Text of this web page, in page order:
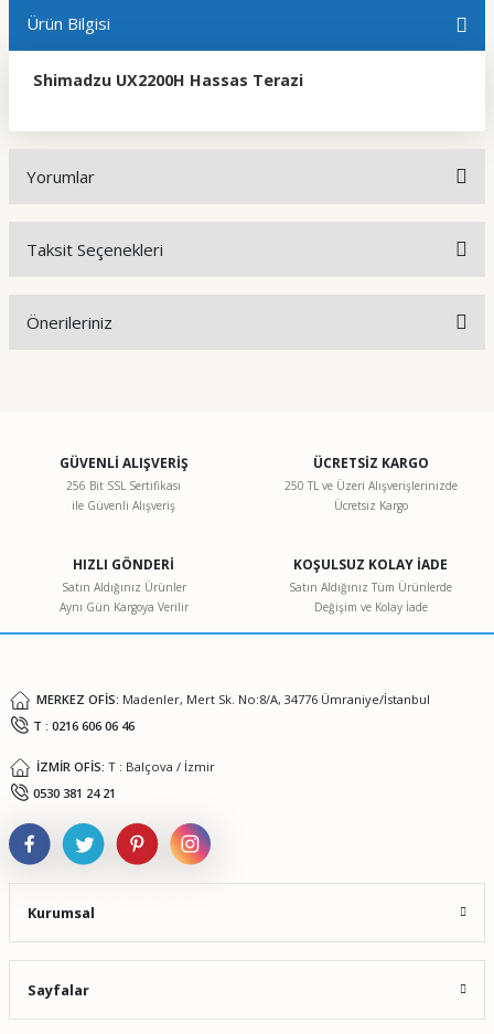
Ürün Bilgisi
Shimadzu UX2200H Hassas Terazi
Yorumlar
Taksit Seçenekleri
Önerileriniz
Görüş ve önerileriniz için teşekkür ederiz.
Ürün resmi kalitesiz, bozuk veya görüntülenemiyor.
Ürün bilgilerinde hatalar bulunuyor.
Ürün fiyatı diğer sitelerden daha pahalı.
GÜVENLİ ALIŞVERİŞ
256 Bit SSL Sertifikası
ile Güvenli Alışveriş
ÜCRETSİZ KARGO
250 TL ve Üzeri Alışverişlerinizde
Ücretsiz Kargo
HIZLI GÖNDERİ
Satın Aldığınız Ürünler
Aynı Gün Kargoya Verilir
KOŞULSUZ KOLAY İADE
Satın Aldığınız Tüm Ürünlerde
Değişim ve Kolay İade
MERKEZ OFİS: Madenler, Mert Sk. No:8/A, 34776 Ümraniye/İstanbul
T : 0216 606 06 46
İZMİR OFİS: T : Balçova / İzmir
0530 381 24 21
Kurumsal
Sayfalar